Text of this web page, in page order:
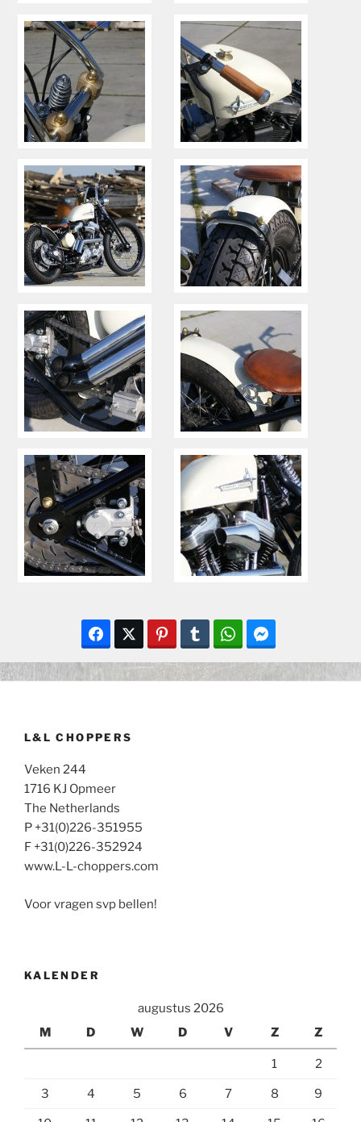
L&L CHOPPERS
Veken 244
1716 KJ Opmeer
The Netherlands
P +31(0)226-351955
F +31(0)226-352924
www.L-L-choppers.com
Voor vragen svp bellen!
KALENDER
augustus 2026
M
D W D V Z Z
1 2
3 4 5 6 7 8 9